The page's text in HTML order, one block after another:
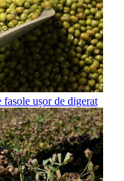
ușor de digerat